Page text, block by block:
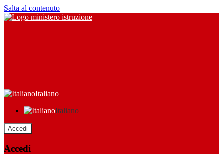
Salta al contenuto
Italiano
Italiano
Accedi
Accedi